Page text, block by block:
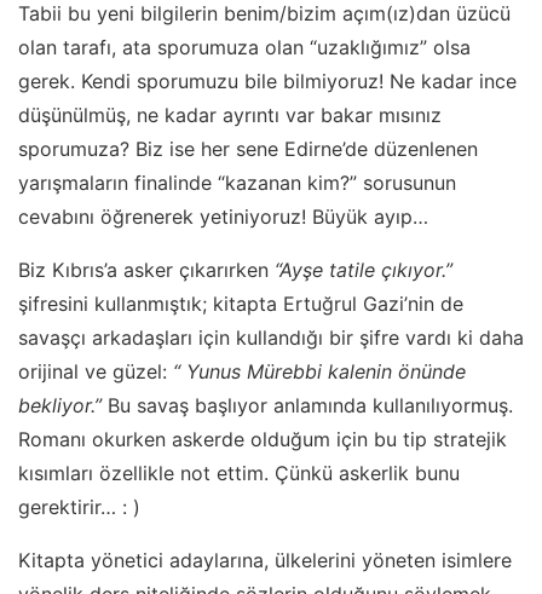
Tabii bu yeni bilgilerin benim/bizim açım(ız)dan üzücü
olan tarafı, ata sporumuza olan “uzaklığımız” olsa
gerek. Kendi sporumuzu bile bilmiyoruz! Ne kadar ince
düşünülmüş, ne kadar ayrıntı var bakar mısınız
sporumuza? Biz ise her sene Edirne’de düzenlenen
yarışmaların finalinde “kazanan kim?” sorusunun
cevabını öğrenerek yetiniyoruz! Büyük ayıp…
Biz Kıbrıs’a asker çıkarırken “Ayşe tatile çıkıyor.”
şifresini kullanmıştık; kitapta Ertuğrul Gazi’nin de
savaşçı arkadaşları için kullandığı bir şifre vardı ki daha
orijinal ve güzel: “ Yunus Mürebbi kalenin önünde
bekliyor.”Bu savaş başlıyor anlamında kullanılıyormuş.
Romanı okurken askerde olduğum için bu tip stratejik
kısımları özellikle not ettim. Çünkü askerlik bunu
gerektirir… : )
Kitapta yönetici adaylarına, ülkelerini yöneten isimlere